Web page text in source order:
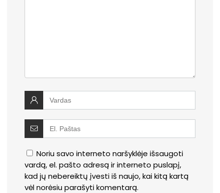
Noriu savo interneto naršyklėje išsaugoti
vardą, el. pašto adresą ir interneto puslapį,
kad jų nebereiktų įvesti iš naujo, kai kitą kartą
vėl norėsiu parašyti komentarą.